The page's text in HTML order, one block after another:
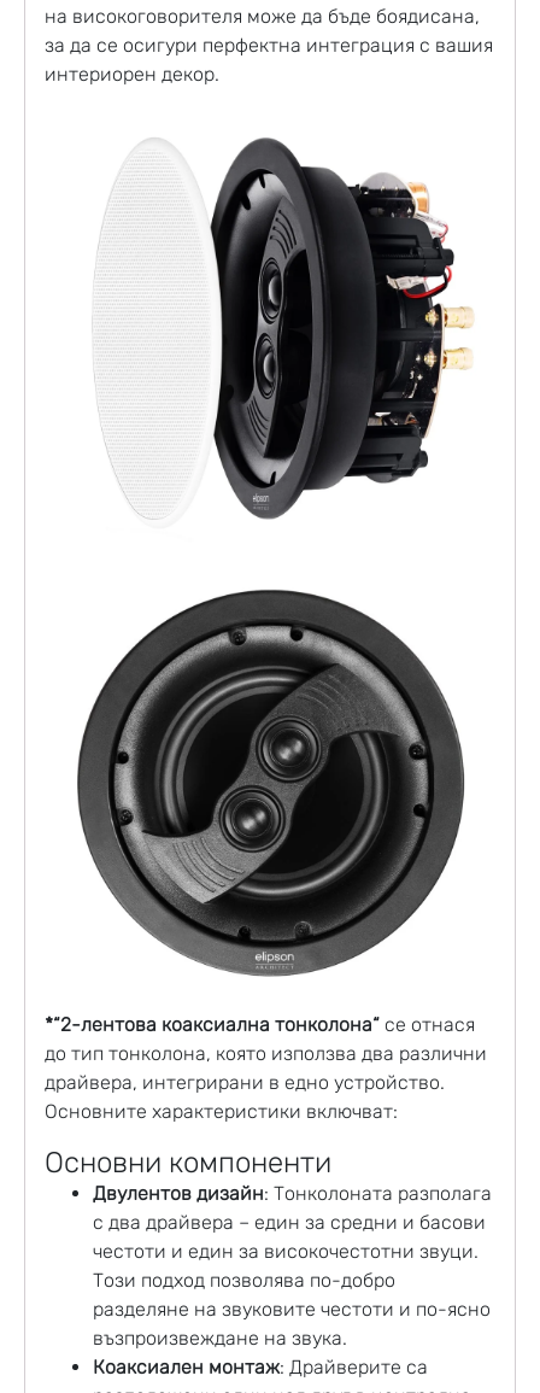
на високоговорителя може да бъде боядисана,
за да се осигури перфектна интеграция с вашия
интериорен декор.
*“2-лентова коаксиална тонколона“ се отнася
до тип тонколона, която използва два различни
драйвера, интегрирани в едно устройство.
Основните характеристики включват:
Основни компоненти
Двулентов дизайн: Тонколоната разполага
с два драйвера – един за средни и басови
честоти и един за високочестотни звуци.
Този подход позволява по-добро
разделяне на звуковите честоти и по-ясно
възпроизвеждане на звука.
Коаксиален монтаж: Драйверите са